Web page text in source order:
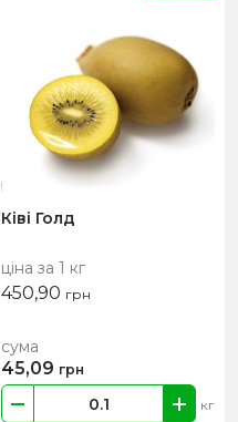
Ківі Голд
ціна за 1 кг
450,90 грн
кг
сума
45,09 грн